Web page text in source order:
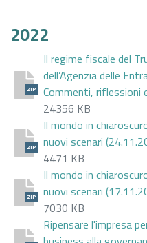
2022
ZIP
Il regime fiscale del
dell’Agenzia delle
Commenti, riflessioni
24356 KB
ZIP
Il mondo in
nuovi scenari
4471 KB
ZIP
Il mondo in
nuovi scenari
7030 KB
Ripensare l'impresa